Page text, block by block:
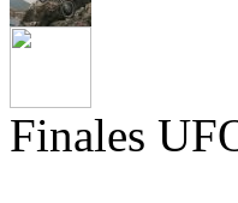
Finales